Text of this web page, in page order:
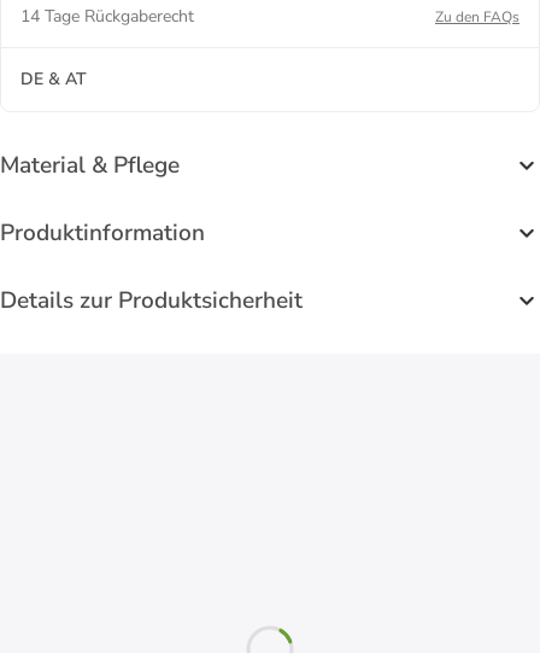
14 Tage Rückgaberecht
Zu den FAQs
DE & AT
Material & Pflege
Produktinformation
Details zur Produktsicherheit